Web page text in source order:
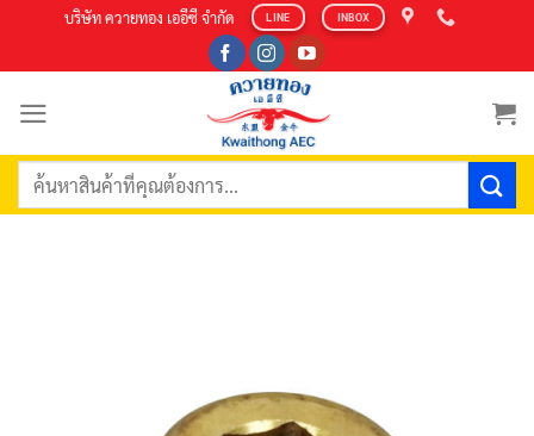
content
บริษัท ควายทอง เออีซี จำกัด LINE INBOX
ค้นหา: